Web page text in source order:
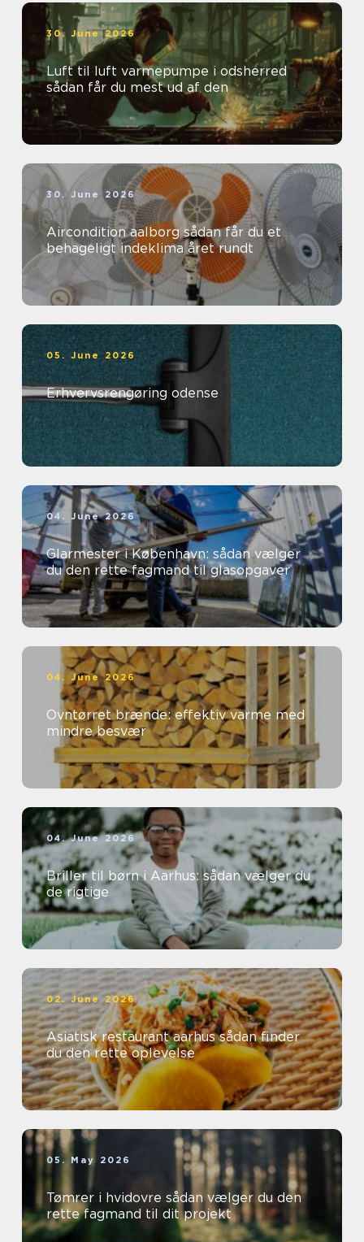
30. June 2026
Luft til luft varmepumpe i odsherred
sådan får du mest ud af den
30. June 2026
Aircondition aalborg sådan får du et
behageligt indeklima året rundt
05. June 2026
Erhvervsrengøring odense
04. June 2026
Glarmester i København: sådan vælger
du den rette fagmand til glasopgaver
04. June 2026
Ovntørret brænde: effektiv varme med
mindre besvær
04. June 2026
Briller til børn i Aarhus: sådan vælger du
de rigtige
02. June 2026
Asiatisk restaurant aarhus sådan finder
du den rette oplevelse
05. May 2026
Tømrer i hvidovre sådan vælger du den
rette fagmand til dit projekt